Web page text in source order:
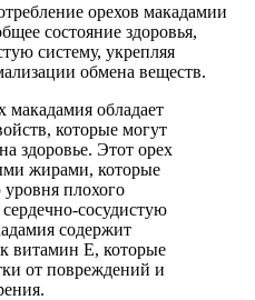
орехов макадамии
состояние здоровья,
систему, укрепляя
обмена веществ.
макадамия обладает
которые могут
здоровье. Этот орех
жирами, которые
плохого
сосудистую
содержит
витамин E, которые
от повреждений и